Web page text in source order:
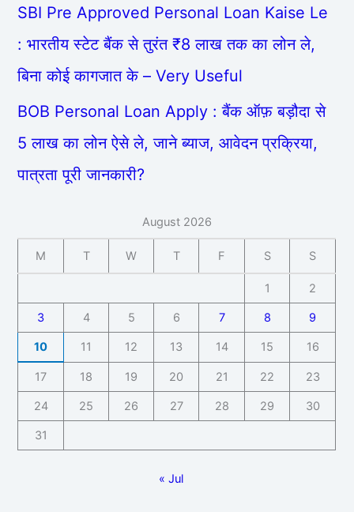
SBI Pre Approved Personal Loan Kaise Le
: भारतीय स्टेट बैंक से तुरंत ₹8 लाख तक का लोन ले,
बिना कोई कागजात के – Very Useful
BOB Personal Loan Apply : बैंक ऑफ़ बड़ौदा से
5 लाख का लोन ऐसे ले, जाने ब्याज, आवेदन प्रक्रिया,
पात्रता पूरी जानकारी?
August 2026
M T W T F S S
1 2
3 4 5 6 7 8 9
10 11 12 13 14 15 16
17 18 19 20 21 22 23
24 25 26 27 28 29 30
31
« Jul